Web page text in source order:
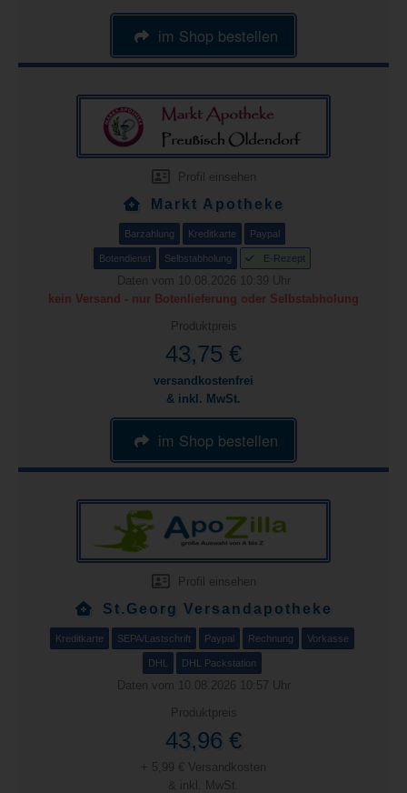
im Shop bestellen
Profil einsehen
Markt Apotheke
Barzahlung Kreditkarte Paypal
Botendienst Selbstabholung E-Rezept
Daten vom 10.08.2026 10:39 Uhr
kein Versand - nur Botenlieferung oder Selbstabholung
Produktpreis
43,75 €
versandkostenfrei
& inkl. MwSt.
im Shop bestellen
Profil einsehen
St.Georg Versandapotheke
Kreditkarte SEPA/Lastschrift Paypal Rechnung Vorkasse
DHL DHL Packstation
Daten vom 10.08.2026 10:57 Uhr
Produktpreis
43,96 €
+ 5,99 € Versandkosten
& inkl. MwSt.